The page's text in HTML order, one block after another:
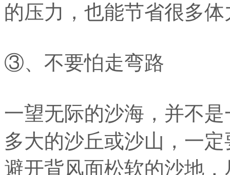
的压力，也能节省很多体
③、不要怕走弯路
一望无际的沙海，并不
多大的沙丘或沙山，一
避开背风面松软的沙地